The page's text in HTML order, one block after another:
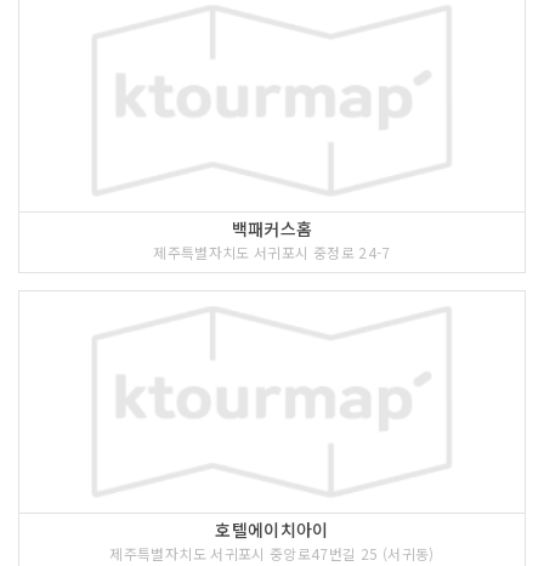
백패커스홈
제주특별자치도 서귀포시 중정로 24-7
호텔에이치아이
제주특별자치도 서귀포시 중앙로47번길 25 (서귀동)